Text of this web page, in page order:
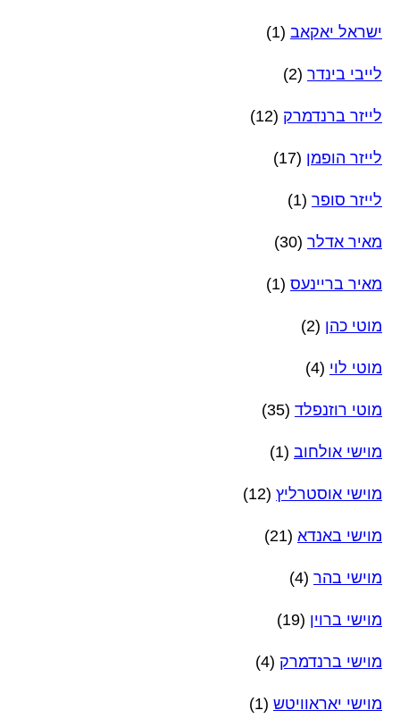
ישראל יאקאב (1)
לייבי בינדר (2)
לייזר ברנדמרק (12)
לייזר הופמן (17)
לייזר סופר (1)
מאיר אדלר (30)
מאיר בריינעס (1)
מוטי כהן (2)
מוטי לוי (4)
מוטי רוזנפלד (35)
מוישי אולחוב (1)
מוישי אוסטרליץ (12)
מוישי באנדא (21)
מוישי בהר (4)
מוישי ברוין (19)
מוישי ברנדמרק (4)
מוישי יאראוויטש (1)